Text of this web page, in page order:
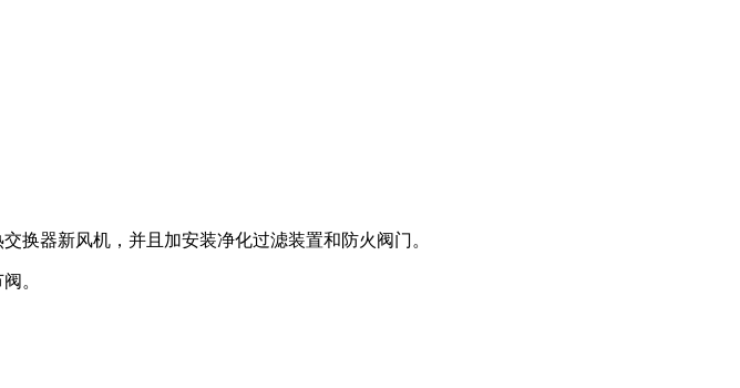
换器新风机，并且加安装净化过滤装置和防火阀门。
。